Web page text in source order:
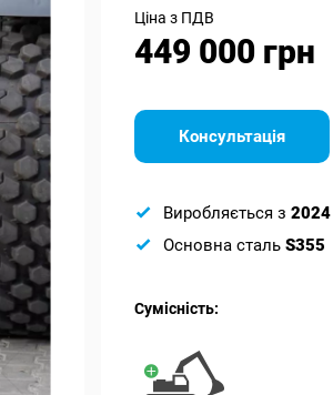
Ціна з ПДВ
449 000 грн
Консультація
Виробляється з 2024
Основна сталь S355
Сумісність: